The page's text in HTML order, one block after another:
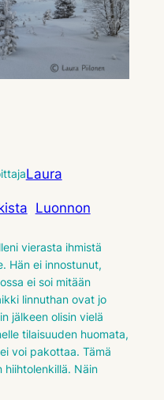
Laura
Luonnon
vierasta ihmistä
Hän ei innostunut,
ei soi mitään
linnuthan ovat jo
jälkeen olisin vielä
tilaisuuden huomata,
voi pakottaa. Tämä
hiihtolenkillä. Näin